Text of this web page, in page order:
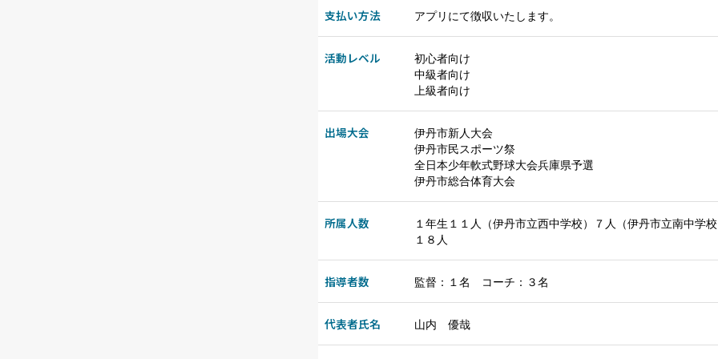
支払い方法 アプリにて徴収いたします。
活動レベル
初心者向け
中級者向け
上級者向け
出場大会
伊丹市新人大会
伊丹市民スポーツ祭
全日本少年軟式野球大会兵庫県予選
伊丹市総合体育大会
所属人数
１年生１１人（伊丹市立西中学校）７人（伊丹市立南中学
１８人
指導者数 監督：１名 コーチ：３名
代表者氏名 山内 優哉